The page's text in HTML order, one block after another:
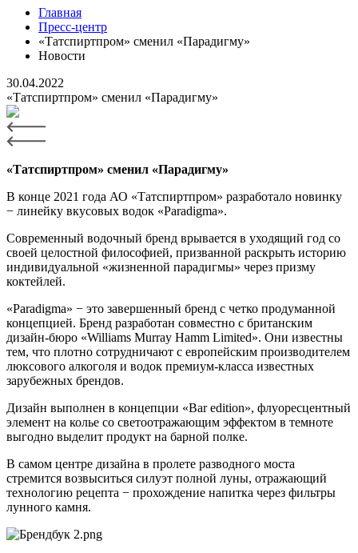
Главная
Пресс-центр
«Татспиртпром» сменил «Парадигму»
Новости
30.04.2022
«Татспиртпром» сменил «Парадигму»
«Татспиртпром» сменил «Парадигму»
В конце 2021 года АО «Татспиртпром» разработало новинку
− линейку вкусовых водок «Paradigma».
Современный водочный бренд врывается в уходящий год со
своей целостной философией, призванной раскрыть историю
индивидуальной «жизненной парадигмы» через призму
коктейлей.
«Paradigma» − это завершенный бренд с четко продуманной
концепцией. Бренд разработан совместно с британским
дизайн-бюро «Williams Murray Hamm Limited». Они известны
тем, что плотно сотрудничают с европейским производителем
люксового алкоголя и водок премиум-класса известных
зарубежных брендов.
Дизайн выполнен в концепции «Bar edition», флуоресцентный
элемент на колье со светоотражающим эффектом в темноте
выгодно выделит продукт на барной полке.
В самом центре дизайна в пролете разводного моста
стремится возвыситься силуэт полной луны, отражающий
технологию рецепта − прохождение напитка через фильтры
лунного камня.